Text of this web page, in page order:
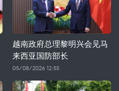
越南政府总理黎明兴会见马
来西亚国防部长
05/08/2026 12:55